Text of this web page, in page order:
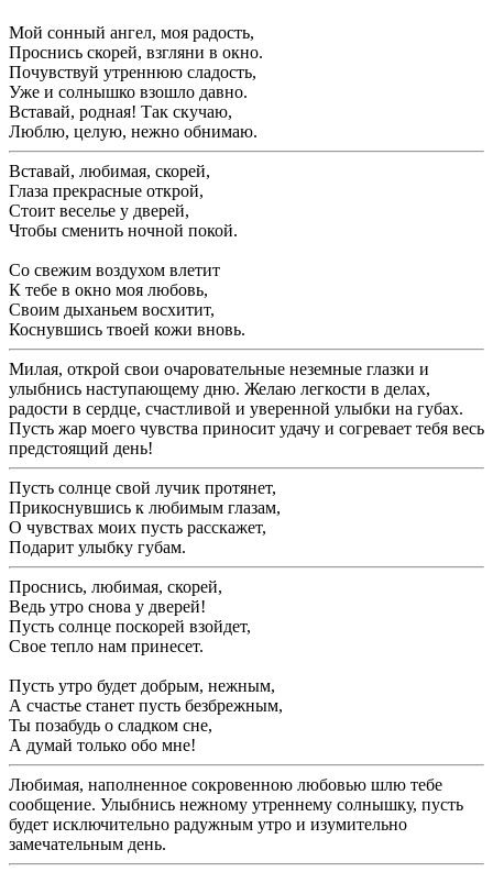
Мой сонный ангел, моя радость,
Проснись скорей, взгляни в окно.
Почувствуй утреннюю сладость,
Уже и солнышко взошло давно.
Вставай, родная! Так скучаю,
Люблю, целую, нежно обнимаю.
Вставай, любимая, скорей,
Глаза прекрасные открой,
Стоит веселье у дверей,
Чтобы сменить ночной покой.
Со свежим воздухом влетит
К тебе в окно моя любовь,
Своим дыханьем восхитит,
Коснувшись твоей кожи вновь.
Милая, открой свои очаровательные неземные глазки и
улыбнись наступающему дню. Желаю легкости в делах,
радости в сердце, счастливой и уверенной улыбки на губах.
Пусть жар моего чувства приносит удачу и согревает тебя весь
предстоящий день!
Пусть солнце свой лучик протянет,
Прикоснувшись к любимым глазам,
О чувствах моих пусть расскажет,
Подарит улыбку губам.
Проснись, любимая, скорей,
Ведь утро снова у дверей!
Пусть солнце поскорей взойдет,
Свое тепло нам принесет.
Пусть утро будет добрым, нежным,
А счастье станет пусть безбрежным,
Ты позабудь о сладком сне,
А думай только обо мне!
Любимая, наполненное сокровенною любовью шлю тебе
сообщение. Улыбнись нежному утреннему солнышку, пусть
будет исключительно радужным утро и изумительно
замечательным день.